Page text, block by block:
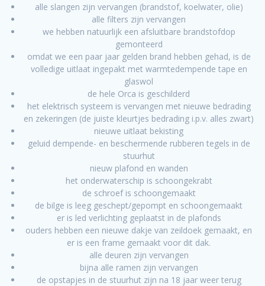
alle slangen zijn vervangen (brandstof, koelwater, olie)
alle filters zijn vervangen
we hebben natuurlijk een afsluitbare brandstofdop
gemonteerd
omdat we een paar jaar gelden brand hebben gehad, is de
volledige uitlaat ingepakt met warmtedempende tape en
glaswol
de hele Orca is geschilderd
het elektrisch systeem is vervangen met nieuwe bedrading
en zekeringen (de juiste kleurtjes bedrading i.p.v. alles zwart)
nieuwe uitlaat bekisting
geluid dempende- en beschermende rubberen tegels in de
stuurhut
nieuw plafond en wanden
het onderwaterschip is schoongekrabt
de schroef is schoongemaakt
de bilge is leeg geschept/gepompt en schoongemaakt
er is led verlichting geplaatst in de plafonds
ouders hebben een nieuwe dakje van zeildoek gemaakt, en
er is een frame gemaakt voor dit dak.
alle deuren zijn vervangen
bijna alle ramen zijn vervangen
de opstapjes in de stuurhut zijn na 18 jaar weer terug